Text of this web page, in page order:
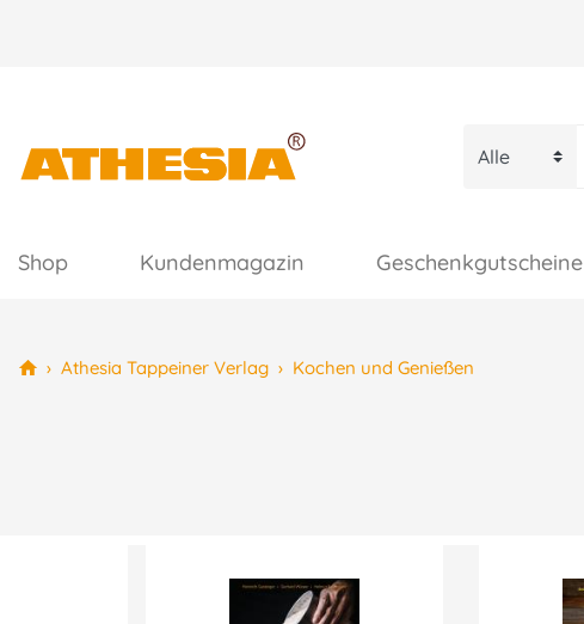
Shop Kundenmagazin Geschenkgutscheine
› Athesia Tappeiner Verlag › Kochen und Genießen